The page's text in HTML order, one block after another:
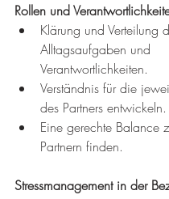
Rollen und
Klärung und Verteilung
Alltagsaufgaben und
Verantwortlichkeiten.
Verständnis für die
des Partners entwickeln.
Eine gerechte Balance
Partnern finden.
Stressmanagement in der